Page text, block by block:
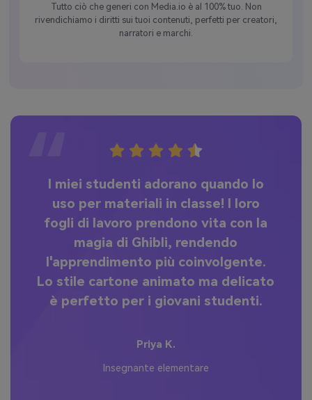
Tutto ciò che generi con Media.io è al 100% tuo. Non
rivendichiamo i diritti sui tuoi contenuti, perfetti per creatori,
narratori e marchi.
I miei studenti adorano quando lo
uso per materiali in classe! I loro
fogli di lavoro prendono vita con la
magia di Ghibli, rendendo
l'apprendimento più coinvolgente.
Lo stile cartone animato ma delicato
è perfetto per i giovani studenti.
Priya K.
Insegnante elementare